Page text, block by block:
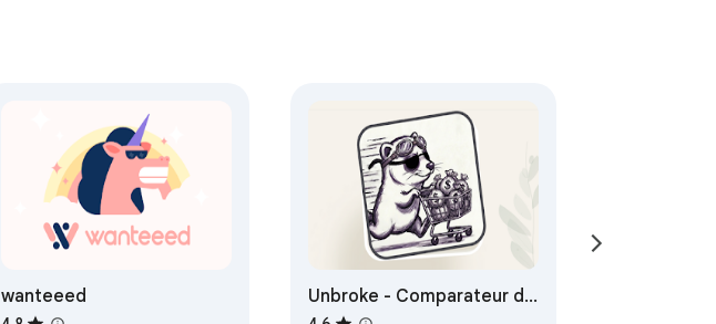
wanteeed
Unbroke - Comparateur de